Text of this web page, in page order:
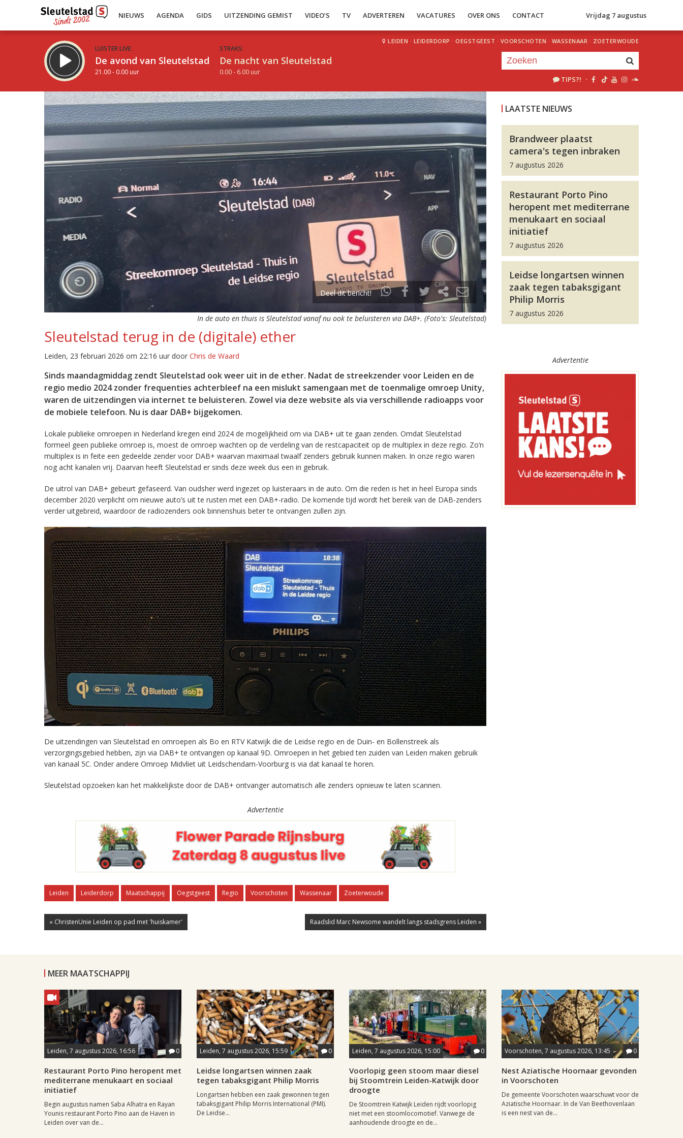
NIEUWS AGENDA GIDS UITZENDING GEMIST VIDEO’S TV ADVERTEREN VACATURES OVER ONS CONTACT Vrijdag 7 augustus
LUISTER LIVE:
De avond van Sleutelstad
21.00 - 0.00 uur
STRAKS:
De nacht van Sleutelstad
0.00 - 6.00 uur
LEIDEN · LEIDERDORP · OEGSTGEEST · VOORSCHOTEN · WASSENAAR · ZOETERWOUDE
TIPS?! ·
Deel dit bericht!
In de auto en thuis is Sleutelstad vanaf nu ook te beluisteren via DAB+. (Foto's: Sleutelstad)
Sleutelstad terug in de (digitale) ether
Leiden, 23 februari 2026 om 22:16 uur door Chris de Waard
Sinds maandagmiddag zendt Sleutelstad ook weer uit in de ether. Nadat de streekzender voor Leiden en de
regio medio 2024 zonder frequenties achterbleef na een mislukt samengaan met de toenmalige omroep Unity,
waren de uitzendingen via internet te beluisteren. Zowel via deze website als via verschillende radioapps voor
de mobiele telefoon. Nu is daar DAB+ bijgekomen.
Lokale publieke omroepen in Nederland kregen eind 2024 de mogelijkheid om via DAB+ uit te gaan zenden. Omdat Sleutelstad
formeel geen publieke omroep is, moest de omroep wachten op de verdeling van de restcapaciteit op de multiplex in deze regio. Zo’n
multiplex is in feite een gedeelde zender voor DAB+ waarvan maximaal twaalf zenders gebruik kunnen maken. In onze regio waren
nog acht kanalen vrij. Daarvan heeft Sleutelstad er sinds deze week dus een in gebruik.
De uitrol van DAB+ gebeurt gefaseerd. Van oudsher werd ingezet op luisteraars in de auto. Om die reden is het in heel Europa sinds
december 2020 verplicht om nieuwe auto’s uit te rusten met een DAB+-radio. De komende tijd wordt het bereik van de DAB-zenders
verder uitgebreid, waardoor de radiozenders ook binnenshuis beter te ontvangen zullen zijn.
De uitzendingen van Sleutelstad en omroepen als Bo en RTV Katwijk die de Leidse regio en de Duin- en Bollenstreek als
verzorgingsgebied hebben, zijn via DAB+ te ontvangen op kanaal 9D. Omroepen in het gebied ten zuiden van Leiden maken gebruik
van kanaal 5C. Onder andere Omroep Midvliet uit Leidschendam-Voorburg is via dat kanaal te horen.
Sleutelstad opzoeken kan het makkelijkste door de DAB+ ontvanger automatisch alle zenders opnieuw te laten scannen.
Advertentie
Leiden Leiderdorp Maatschappij Oegstgeest Regio Voorschoten Wassenaar Zoeterwoude
« ChristenUnie Leiden op pad met 'huiskamer' Raadslid Marc Newsome wandelt langs stadsgrens Leiden »
LAATSTE NIEUWS
Brandweer plaatst
camera's tegen inbraken
7 augustus 2026
Restaurant Porto Pino
heropent met mediterrane
menukaart en sociaal
initiatief
7 augustus 2026
Leidse longartsen winnen
zaak tegen tabaksgigant
Philip Morris
7 augustus 2026
Advertentie
MEER MAATSCHAPPIJ
Leiden, 7 augustus 2026, 16:56 0
Restaurant Porto Pino heropent met
mediterrane menukaart en sociaal
initiatief
Begin augustus namen Saba Alhatra en Rayan
Younis restaurant Porto Pino aan de Haven in
Leiden over van de...
Leiden, 7 augustus 2026, 15:59 0
Leidse longartsen winnen zaak
tegen tabaksgigant Philip Morris
Longartsen hebben een zaak gewonnen tegen
tabaksgigant Philip Morris International (PMI).
De Leidse...
Leiden, 7 augustus 2026, 15:00 0
Voorlopig geen stoom maar diesel
bij Stoomtrein Leiden-Katwijk door
droogte
De Stoomtrein Katwijk Leiden rijdt voorlopig
niet met een stoomlocomotief. Vanwege de
aanhoudende droogte en de...
Voorschoten, 7 augustus 2026, 13:45 0
Nest Aziatische Hoornaar gevonden
in Voorschoten
De gemeente Voorschoten waarschuwt voor de
Aziatische Hoornaar. In de Van Beethovenlaan
is een nest van de...